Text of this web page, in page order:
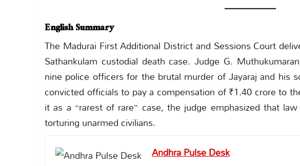
English Summary
The Madurai First Additional District and Sessions Court
Sathankulam custodial death case. Judge G.
nine police officers for the brutal murder of Jayaraj and his
convicted officials to pay a compensation of ₹1.40 crore to
it as a “rarest of rare” case, the judge emphasized that
torturing unarmed civilians.
Andhra Pulse Desk